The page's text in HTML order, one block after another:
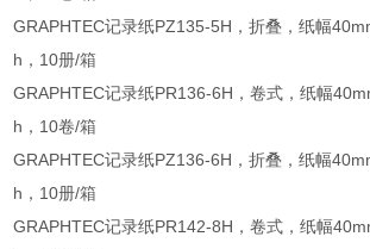
GRAPHTEC记录纸PZ135-5H，折叠，纸幅
h，10册/箱
GRAPHTEC记录纸PR136-6H，卷式，纸幅
h，10卷/箱
GRAPHTEC记录纸PZ136-6H，折叠，纸幅
h，10册/箱
GRAPHTEC记录纸PR142-8H，卷式，纸幅